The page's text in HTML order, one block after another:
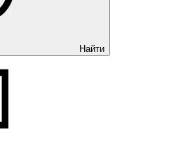
Найти